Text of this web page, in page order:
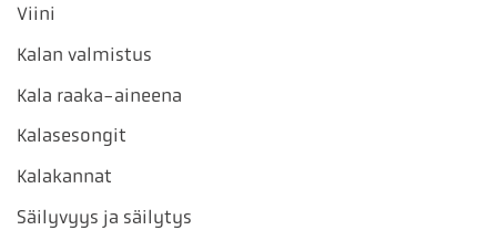
Viini
Kalan valmistus
Kala raaka-aineena
Kalasesongit
Kalakannat
Säilyvyys ja säilytys